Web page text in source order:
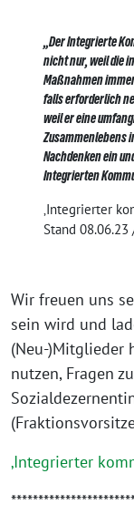
„Der Integrierte
nicht nur, weil die
Maßnahmen
falls erforderlich
weil er eine
Zusammenlebens
Nachdenken ein
Integrierten
‚Integrierter
Stand 08.06.23
Wir freuen uns
sein wird und
(Neu-)Mitglieder
nutzen, Fragen
‚Integrierter